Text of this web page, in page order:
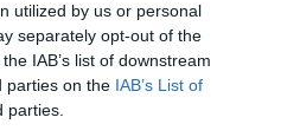
utilized by us or personal
separately opt-out of the
IAB’s list of downstream
parties on the IAB’s List of
parties.
Hetkellisesti
ja lämpimämpiä
2015 joulukuussa
ja toisaalta vuonna
poikkeuksellisen